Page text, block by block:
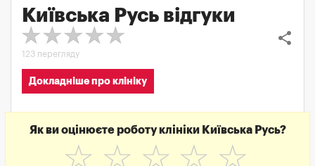
Київська Русь відгуки
share
123 перегляду
Докладніше про клініку
Як ви оцінюєте роботу клініки Київська Русь?
☆
☆
☆
☆
☆